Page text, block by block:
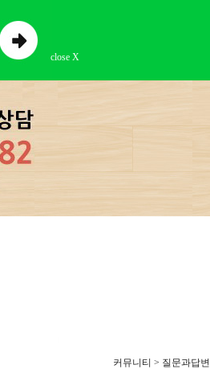
close X
커뮤니티 > 질문과답변